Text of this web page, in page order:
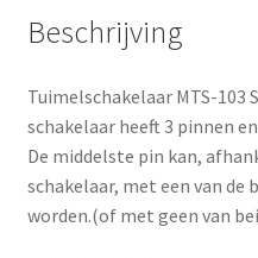
Beschrijving
Tuimelschakelaar MTS-103
schakelaar heeft 3 pinnen
De middelste pin kan,
schakelaar, met een van
worden.(of met geen van